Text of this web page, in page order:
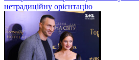
нетрадиційну орієнтацію